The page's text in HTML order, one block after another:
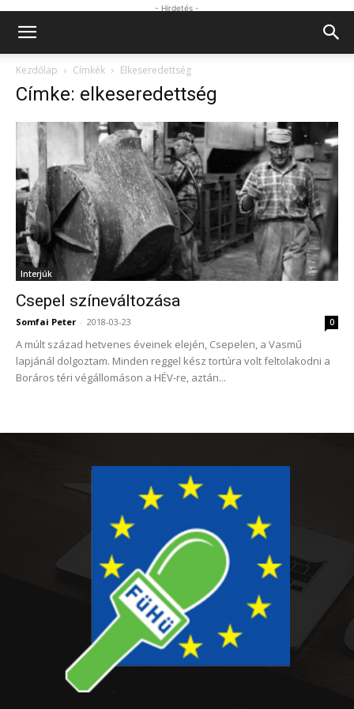
- Hirdetés -
Kezdőlap Címkék Elkeseredettség
Címke: elkeseredettség
Interjúk
Csepel színeváltozása
Somfai Peter - 2018-03-23 0
A múlt század hetvenes éveinek elején, Csepelen, a Vasmű
lapjánál dolgoztam. Minden reggel kész tortúra volt feltolakodni a
Boráros téri végállomáson a HÉV-re, aztán...